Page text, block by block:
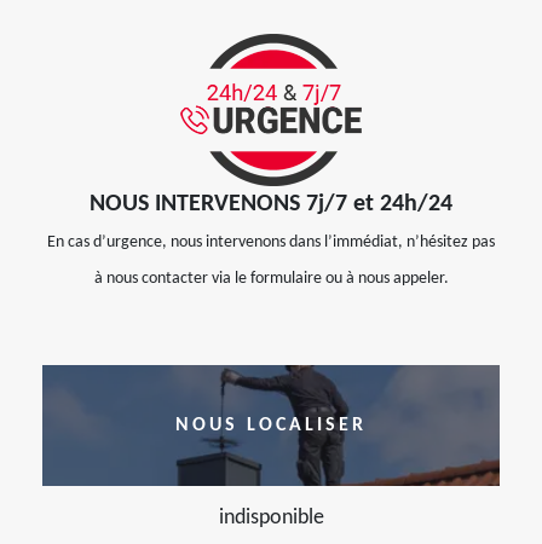
NOUS INTERVENONS 7j/7 et 24h/24
En cas d’urgence, nous intervenons dans l’immédiat, n’hésitez pas
à nous contacter via le formulaire ou à nous appeler.
NOUS LOCALISER
indisponible